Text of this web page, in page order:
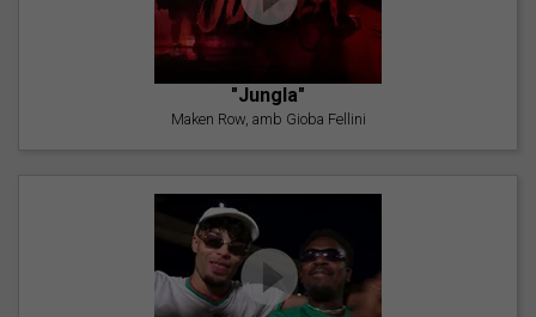
"Jungla"
Maken Row, amb Gioba Fellini